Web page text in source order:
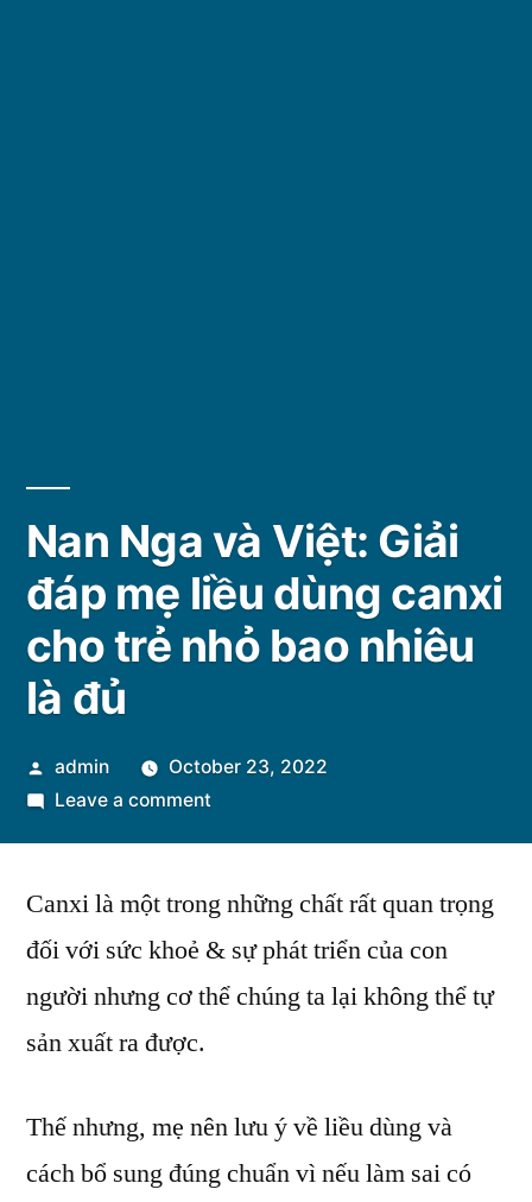
Nan Nga và Việt: Giải
đáp mẹ liều dùng canxi
cho trẻ nhỏ bao nhiêu
là đủ
Posted
by
admin
October 23, 2022
Leave a commenton
và
Giải
đáp
canxi
cho
Canxi là một trong những chất rất quan trọng
đối với sức khoẻ & sự phát triển của con
người nhưng cơ thể chúng ta lại không thể tự
sản xuất ra được.
Thế nhưng, mẹ nên lưu ý về liều dùng và
cách bổ sung đúng chuẩn vì nếu làm sai có